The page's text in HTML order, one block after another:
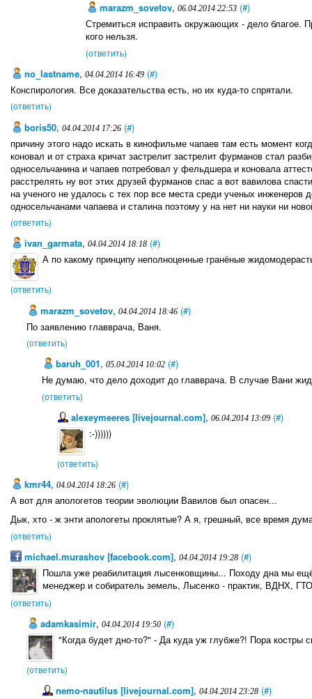
marazm_sovetov, 06.04.2014 22:53 (#)
Стремиться исправить окружающих - дело благое.
кого нельзя.
(ответить)
no_lastname, 04.04.2014 16:49 (#)
Конспирология. Все доказательства есть, но их куда-то спрятали.
(ответить)
boris50, 04.04.2014 17:26 (#)
причину этого надо искать в кинофильме чапаев там есть момент
коновал и от страха кричат застрелит застрелит фурманов стал
односельчанина и чапаев потребовал у фельдшера и коновала
расстрелять ну вот этих друзей фурманов спас а вот вавилова
на ученого не удалось с тех пор все места среди ученых инженеров
односельчанами чапаева и сталина поэтому у на нет ни науки ни
(ответить)
ivan_garmata, 04.04.2014 18:18 (#)
А по какому принципу неполноценные гранёные
(ответить)
marazm_sovetov, 04.04.2014 18:46 (#)
По заявлению главврача, Ваня.
(ответить)
baruh_001,05.04.2014 10:02 (#)
Не думаю, что дело доходит до главврача. В случае Вани
(ответить)
alexeymeeres [livejournal.com], 06.04.2014 13:09 (#)
:-))))))
(ответить)
kmr44, 04.04.2014 18:26 (#)
А вот для апологетов теории эволюции Вавилов был опасен...
Дык, хто - ж энти апологеты проклятые? А я, грешный, все время
(ответить)
michael.murashov [facebook.com], 04.04.2014 19:28 (#)
Пошла уже реабилитация лысенковщины... Походу дна мы
менеджер и собиратель земель, Лысенко - практик, ВДНХ,
(ответить)
adamkasimir, 04.04.2014 19:50 (#)
"Когда будет дно-то?" - Да куда уж глубже?! Пора
(ответить)
nemo-nautilus [livejournal.com],04.04.2014 23:28 (#)